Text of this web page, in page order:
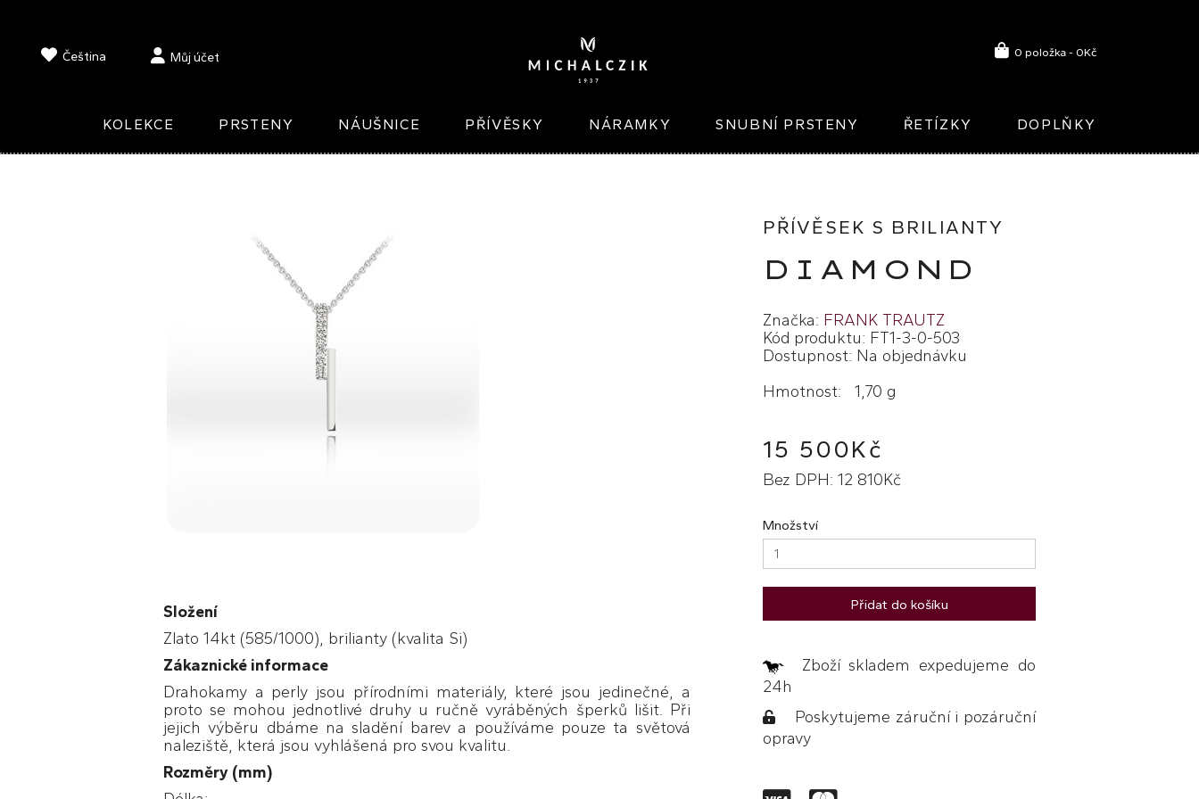
Čeština Můj účet 0 položka - 0Kč
KOLEKCE PRSTENY NÁUŠNICE PŘÍVĚSKY NÁRAMKY SNUBNÍ PRSTENY ŘETÍZKY DOPLŇKY
Složení
Zlato 14kt (585/1000), brilianty (kvalita Si)
Zákaznické informace
Drahokamy a perly jsou přírodními materiály, které jsou jedinečné, a
proto se mohou jednotlivé druhy u ručně vyráběných šperků lišit. Při
jejich výběru dbáme na sladění barev a používáme pouze ta světová
naleziště, která jsou vyhlášená pro svou kvalitu.
Rozměry (mm)
PŘÍVĚSEK S BRILIANTY
DIAMOND
Značka: FRANK TRAUTZ
Kód produktu: FT1-3-0-503
Dostupnost: Na objednávku
Hmotnost: 1,70 g
15 500Kč
Bez DPH: 12 810Kč
Množství
Přidat do košíku
Zboží skladem expedujeme do
24h
Poskytujeme záruční i pozáruční
opravy